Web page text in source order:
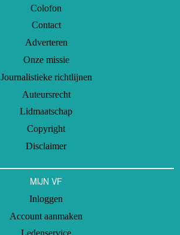
Colofon
Contact
Adverteren
Onze missie
Journalistieke richtlijnen
Auteursrecht
Lidmaatschap
Copyright
Disclaimer
MIJN VF
Inloggen
Account aanmaken